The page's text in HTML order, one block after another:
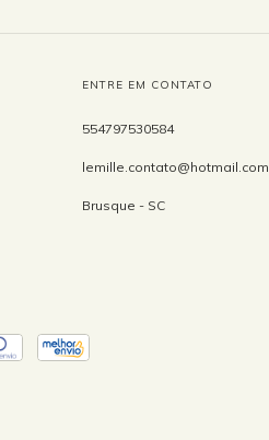
ENTRE EM CONTATO
554797530584
lemille.contato@hotmail.com
Brusque - SC